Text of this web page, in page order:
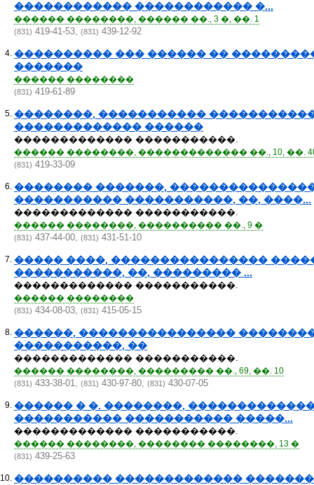
������������ ������������ �...
������ ��������, ������ ��., 3 �, ��. 1
(831) 419-41-53, (831) 439-12-92
4. ���������� ��� ������ ��
�������
������ ��������
(831) 419-61-89
5. ��������, �����������
������������� ������
������������� �����������.
������ ��������, ������������� ��., 10, ��.
(831) 419-33-09
6. �������� �������,
����������� �����������, ��, ����...
������������� �����������.
������ ��������, ���������� ��., 9 �
(831) 437-44-00, (831) 431-51-10
7. ����� ����, ����������������
�����������, ��, ��������� ...
������������� �����������.
������ ��������
(831) 434-08-03, (831) 415-05-15
8. ������, ����������������
�����������, ��
������������� �����������.
������ ��������, ��������� ��., 69, ��. 10
(831) 433-38-01, (831) 430-97-80, (831) 430-07-05
9. ������ � �. ��������,
����������� ����������� �����...
������������� �����������.
������ ��������, �������� ��������, 13 �
(831) 439-25-63
10. ���������� �������������